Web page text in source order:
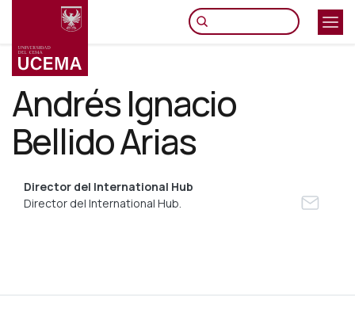
principal
Andrés Ignacio
Bellido Arias
Director del International Hub
Director del International Hub.